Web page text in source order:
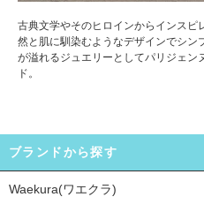
古典文学やそのヒロインからインスピ
然と肌に馴染むようなデザインでシン
が溢れるジュエリーとしてパリジェン
ド。
ブランドから探す
Waekura(ワエクラ)